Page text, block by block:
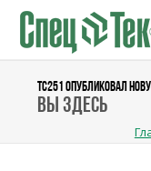
TC251 ОПУБЛИКОВАЛ
Вы здесь